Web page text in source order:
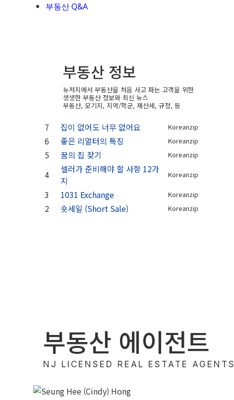
부동산 Q&A
부동산 정보
뉴저지에서 부동산을 처음 사고 파는 고객을 위한
생생한 부동산 정보와 최신 뉴스
부동산, 모기지, 지역/학군, 재산세, 규정, 등
7 집이 없어도 너무 없어요 Koreanzip
6 좋은 리얼터의 특징 Koreanzip
5 꿈의 집 찾기 Koreanzip
4
셀러가 준비해야 할 사항 12가
지
Koreanzip
3 1031 Exchange Koreanzip
2 숏세일 (Short Sale) Koreanzip
부동산 에이전트
NJ LICENSED REAL ESTATE AGENTS